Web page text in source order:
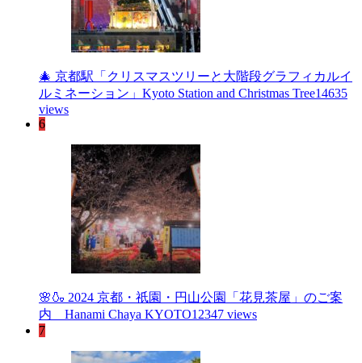
🎄 京都駅「クリスマスツリーと大階段グラフィカルイ
ルミネーション」Kyoto Station and Christmas Tree14635
views
6
🌸🍶 2024 京都・祇園・円山公園「花見茶屋」のご案
内 Hanami Chaya KYOTO12347 views
7